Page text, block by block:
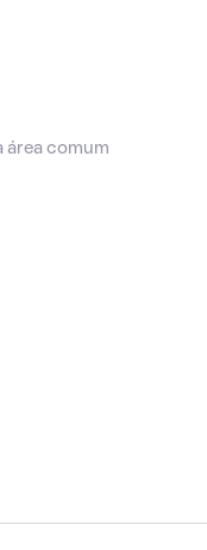
área comum